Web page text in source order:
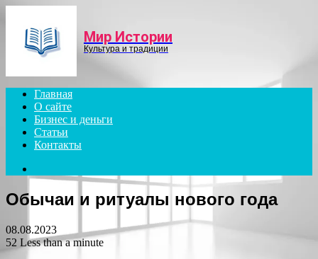
Мир Истории
Культура и традиции
Главная
О сайте
Бизнес и деньги
Статьи
Контакты
for
Обычаи и ритуалы нового года
08.08.2023
52 Less than a minute